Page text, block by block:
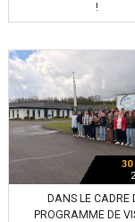
!
DANS LE CADRE
PROGRAMME DE